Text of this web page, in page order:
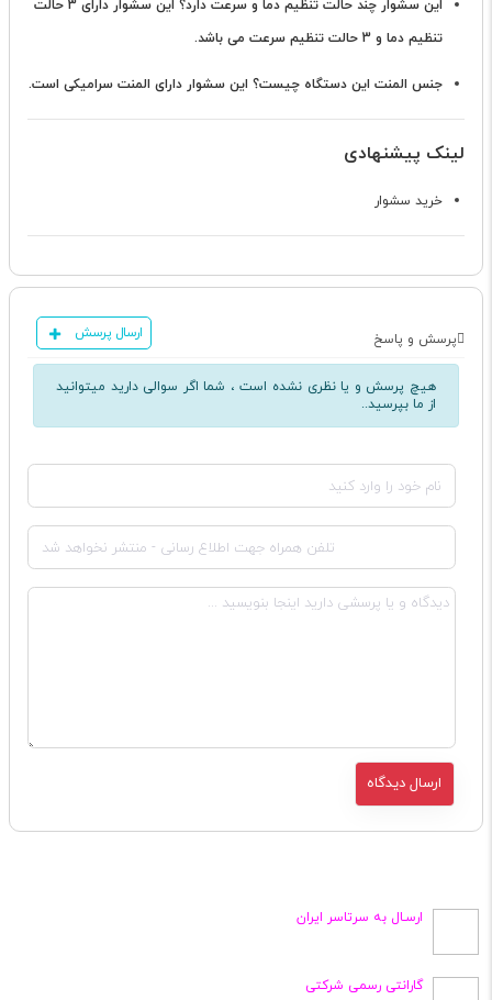
این سشوار چند حالت تنظیم دما و سرعت دارد؟
این سشوار دارای 3 حالت
تنظیم دما و 3 حالت تنظیم سرعت می باشد.
جنس المنت این دستگاه چیست؟ این سشوار دارای المنت سرامیکی است.
لینک پیشنهادی
خرید سشوار
پرسش و پاسخ ارسال پرسش
هیچ پرسش و یا نظری نشده است ، شما اگر سوالی دارید میتوانید
از ما بپرسید..
ارسـال به سرتاسر ایران
گارانتی رسمی شرکتی